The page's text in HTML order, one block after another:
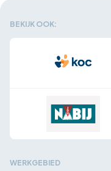
BEKIJK OOK:
WERKGEBIED